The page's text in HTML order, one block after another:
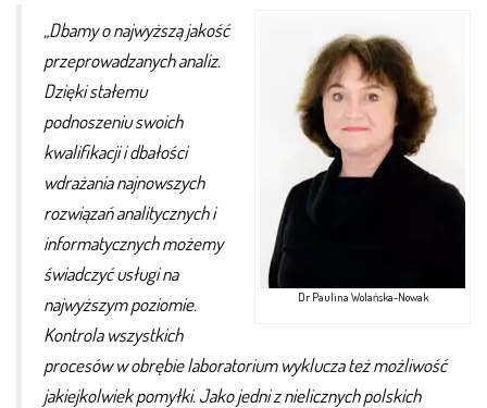
Dr Paulina Wolańska-Nowak
„Dbamy o najwyższą jakość
przeprowadzanych analiz.
Dzięki stałemu
podnoszeniu swoich
kwalifikacji i dbałości
wdrażania najnowszych
rozwiązań analitycznych i
informatycznych możemy
świadczyć usługi na
najwyższym poziomie.
Kontrola wszystkich
procesów w obrębie laboratorium wyklucza też możliwość
jakiejkolwiek pomyłki.Jako jedni z nielicznych polskich